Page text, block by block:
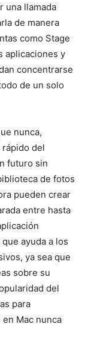
una llamada
de manera
como Stage
aplicaciones y
concentrarse
de un solo
nunca,
rápido del
futuro sin
de fotos
pueden crear
entre hasta
ayuda a los
ya sea que
sobre su
del
para
Mac nunca